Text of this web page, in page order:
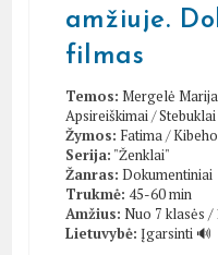
amžiuje.
filmas
Temos: Mergelė Marija
Apsireiškimai/
Žymos: Fatima/Kibeho
Serija: "Ženklai"
Žanras: Dokumentiniai
Trukmė: 45-60 min
Amžius: Nuo 7 klasės /
Lietuvybė: Įgarsinti 🔊